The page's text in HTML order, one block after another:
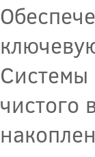
чистого